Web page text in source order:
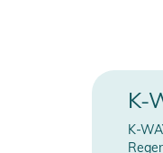
-
Essentials.
- Vielseitig
K-
K-